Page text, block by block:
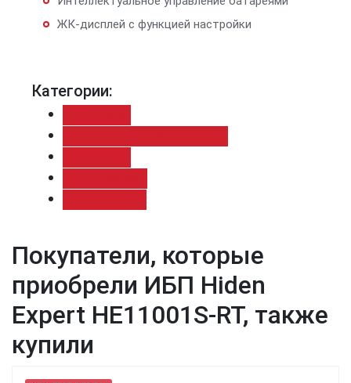
ЖК-дисплей с функцией настройки
Категории:
Покупатели, которые
приобрели ИБП Hiden
Expert HE11001S-RT, также
купили